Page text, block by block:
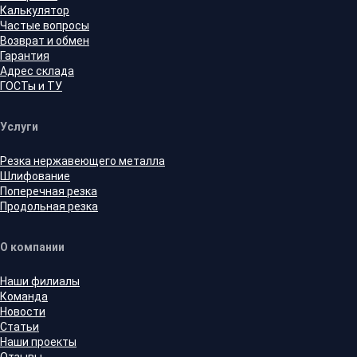
Калькулятор
Частые вопросы
Возврат и обмен
Гарантия
Адрес склада
ГОСТы и ТУ
Услуги
Резка нержавеющего металла
Шлифование
Поперечная резка
Продольная резка
О компании
Наши филиалы
Команда
Новости
Статьи
Наши проекты